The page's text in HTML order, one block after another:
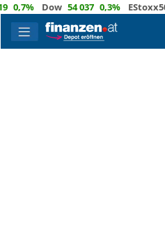
0,7% Dow 54 037 0,3% EStoxx50